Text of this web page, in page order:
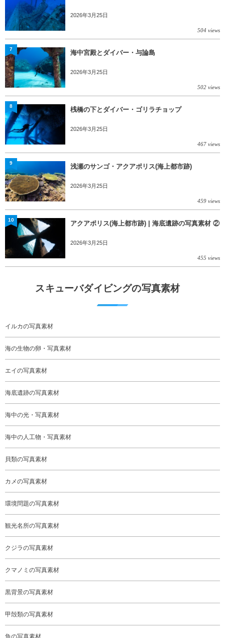
2026年3月25日
504 views
海中宮殿とダイバー・与論島
2026年3月25日
502 views
7
桟橋の下とダイバー・ゴリラチョップ
2026年3月25日
467 views
8
浅瀬のサンゴ・アクアポリス(海上都市跡)
2026年3月25日
459 views
9
アクアポリス(海上都市跡) | 海底遺跡の写真素材 ②
2026年3月25日
455 views
10
スキューバダイビングの写真素材
イルカの写真素材
海の生物の卵・写真素材
エイの写真素材
海底遺跡の写真素材
海中の光・写真素材
海中の人工物・写真素材
貝類の写真素材
カメの写真素材
環境問題の写真素材
観光名所の写真素材
クジラの写真素材
クマノミの写真素材
黒背景の写真素材
甲殻類の写真素材
魚の写真素材